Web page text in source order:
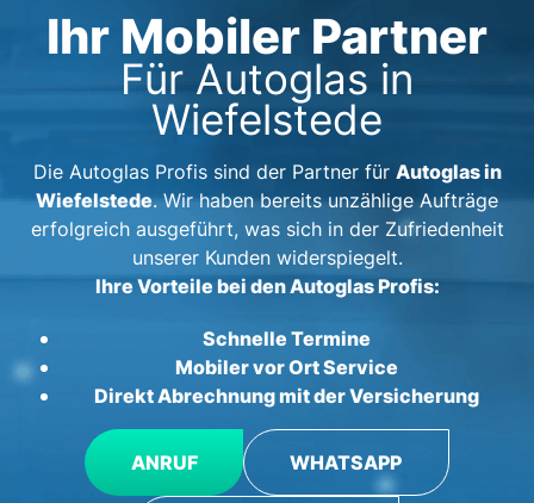
Ihr Mobiler Partner
Für Autoglas in
Wiefelstede
Die Autoglas Profis sind der Partner für Autoglas in
Wiefelstede. Wir haben bereits unzählige Aufträge
erfolgreich ausgeführt, was sich in der Zufriedenheit
unserer Kunden widerspiegelt.
Ihre Vorteile bei den Autoglas Profis:
Schnelle Termine
Mobiler vor Ort Service
Direkt Abrechnung mit der Versicherung
ANRUF WHATSAPP